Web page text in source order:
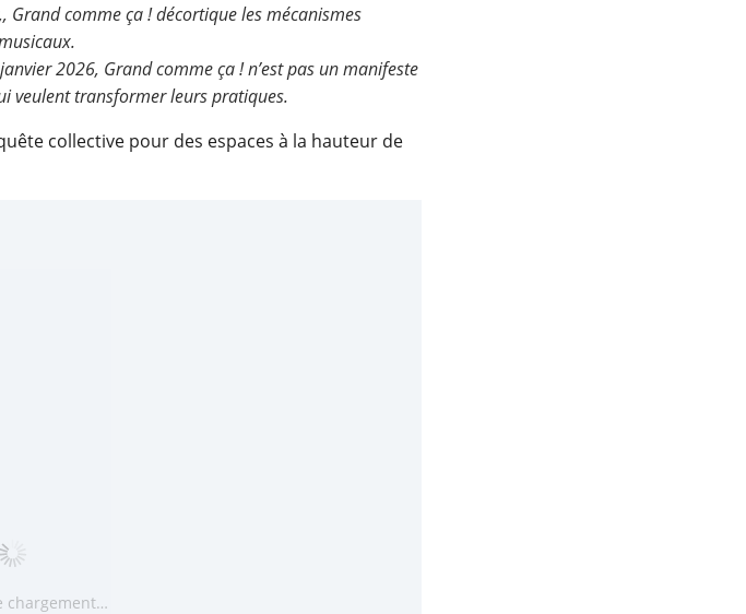
Grand comme ça ! décortique les mécanismes
2026, Grand comme ça ! n’est pas un manifeste
veulent transformer leurs pratiques.
collective pour des espaces à la hauteur de
chargement…